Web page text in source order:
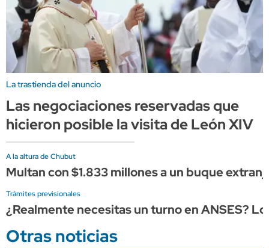
La trastienda del anuncio
Las negociaciones reservadas que
hicieron posible la visita de León XIV
A la altura de Chubut
Multan con $1.833 millones a un buque
Trámites previsionales
¿Realmente necesitas un turno en ANSES?
Otras noticias